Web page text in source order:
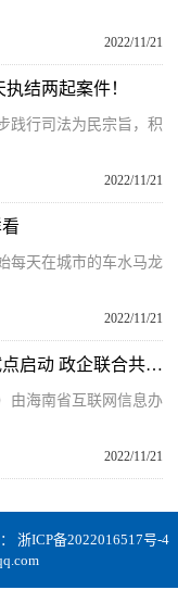
2022/11/21
结两起案件！
践行司法为民宗旨，积
2022/11/21
每天在城市的车水马龙
2022/11/21
新华社｜海南海口龙华区预付式消费试点启动 政企联合共建预付式消费新生态
由海南省互联网信息办
2022/11/21
浙ICP备2022016517号-4